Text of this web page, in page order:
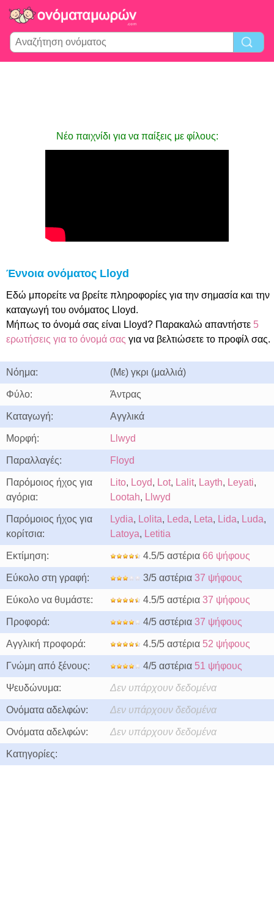
Νέο παιχνίδι για να παίξεις με φίλους:
Έννοια ονόματος Lloyd
Εδώ μπορείτε να βρείτε πληροφορίες για την σημασία και την
καταγωγή του ονόματος Lloyd.
Μήπως το όνομά σας είναι Lloyd? Παρακαλώ απαντήστε 5
ερωτήσεις για το όνομά σας για να βελτιώσετε το προφίλ σας.
Νόημα: (Με) γκρι (μαλλιά)
Φύλο: Άντρας
Καταγωγή: Αγγλικά
Μορφή: Llwyd
Παραλλαγές: Floyd
Παρόμοιος ήχος για
αγόρια:
Lito, Loyd, Lot, Lalit, Layth, Leyati,
Lootah, Llwyd
Παρόμοιος ήχος για
κορίτσια:
Lydia, Lolita, Leda, Leta, Lida, Luda,
Latoya, Letitia
Εκτίμηση: 4.5/5 αστέρια 66 ψήφους
Εύκολο στη γραφή: 3/5 αστέρια 37 ψήφους
Εύκολο να θυμάστε: 4.5/5 αστέρια 37 ψήφους
Προφορά: 4/5 αστέρια 37 ψήφους
Αγγλική προφορά: 4.5/5 αστέρια 52 ψήφους
Γνώμη από ξένους: 4/5 αστέρια 51 ψήφους
Ψευδώνυμα: Δεν υπάρχουν δεδομένα
Ονόματα αδελφών: Δεν υπάρχουν δεδομένα
Ονόματα αδελφών: Δεν υπάρχουν δεδομένα
Κατηγορίες: